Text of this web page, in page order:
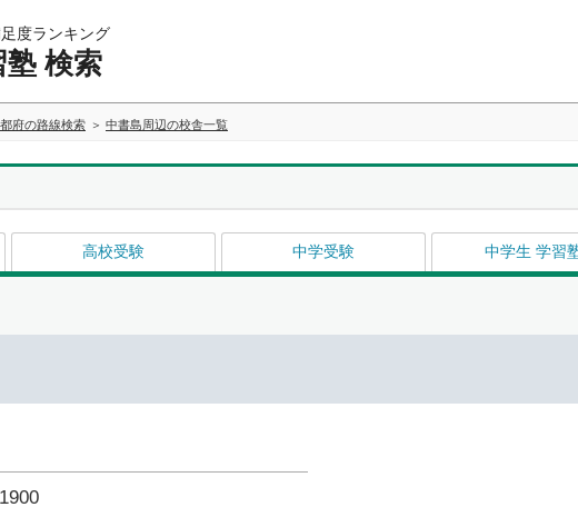
度ランキング
塾 検索
府の路線検索 中書島周辺の校舎一覧
高校受験 中学受験 中学生 学習